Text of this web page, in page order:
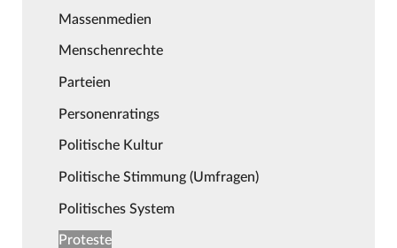
Massenmedien
Menschenrechte
Parteien
Personenratings
Politische Kultur
Politische Stimmung (Umfragen)
Politisches System
Proteste